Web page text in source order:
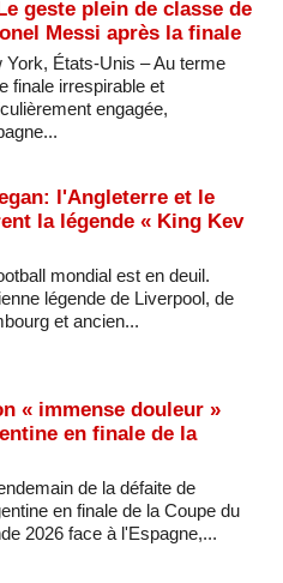
geste plein de classe de
Messi après la finale
York, États-Unis – Au terme
finale irrespirable et
engagée,
l'Angleterre et le
la légende « King Kev
mondial est en deuil.
légende de Liverpool, de
et ancien...
« immense douleur »
en finale de la
de la défaite de
en finale de la Coupe du
2026 face à l'Espagne,...